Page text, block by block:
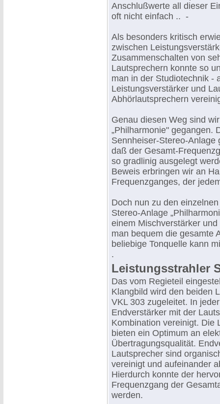
Anschlußwerte all dieser
oft nicht einfach .. -
Als besonders kritisch
zwischen
Zusammenschalten von
Lautsprechern konnte so
man in der Studiotechnik -
Leistungsverstärker und
Abhörlautsprechern
Genau diesen Weg sind
„Philharmonie" gegangen.
Sennheiser-Stereo-Anlage
daß der Gesamt-
so gradlinig ausgelegt
Beweis erbringen wir an
Frequenzganges, der
Doch nun zu den
Stereo-Anlage
einem Mischverstärker
man bequem die gesamte
beliebige Tonquelle kann
.
Leistungsstrahler
Das vom Regieteil
Klangbild wird den beiden
VKL 303 zugeleitet. In
Endverstärker mit der
Kombination vereinigt. Die
bieten ein Optimum an
Übertragungsqualität.
Lautsprecher sind
vereinigt und aufeinander
Hierdurch konnte der
Frequenzgang der
werden.